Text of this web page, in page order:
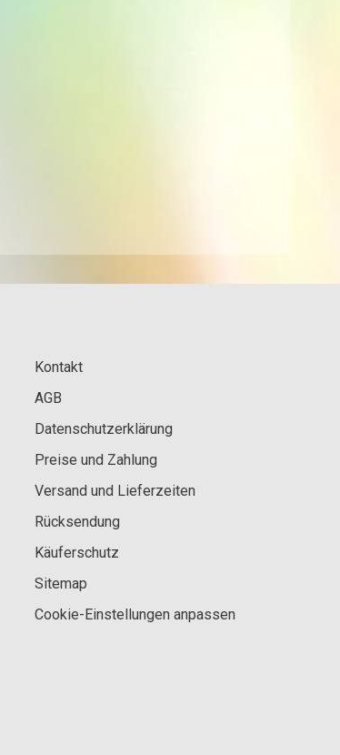
Kontakt
AGB
Datenschutzerklärung
Preise und Zahlung
Versand und Lieferzeiten
Rücksendung
Käuferschutz
Sitemap
Cookie-Einstellungen anpassen